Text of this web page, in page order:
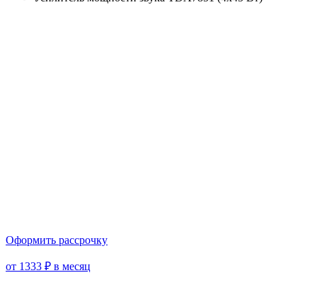
Оформить рассрочку
от 1333 ₽ в месяц